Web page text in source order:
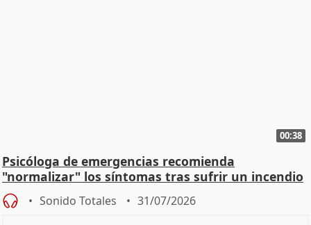
00:38
Psicóloga de emergencias recomienda
"normalizar" los síntomas tras sufrir un incendio
Sonido Totales 31/07/2026